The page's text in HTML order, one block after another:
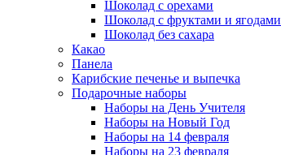
Шоколад с орехами
Шоколад с фруктами и ягодами
Шоколад без сахара
Какао
Панела
Карибские печенье и выпечка
Подарочные наборы
Наборы на День Учителя
Наборы на Новый Год
Наборы на 14 февраля
Наборы на 23 февраля